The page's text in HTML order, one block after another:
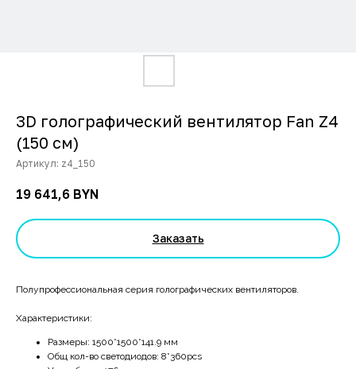
3D голографический вентилятор Fan Z4
(150 см)
Артикул: z4_150
19 641,6 BYN
Заказать
Полупрофессиональная серия голографических вентиляторов.
Характеристики:
Размеры: 1500*1500*141.9 мм
Общ кол-во светодиодов: 8*360pcs